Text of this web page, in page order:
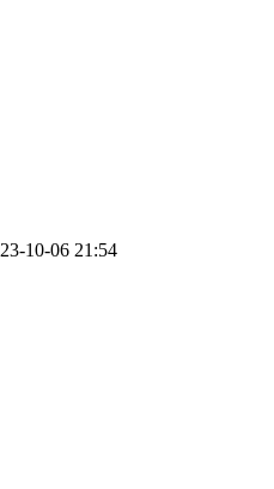
23-10-06 21:54